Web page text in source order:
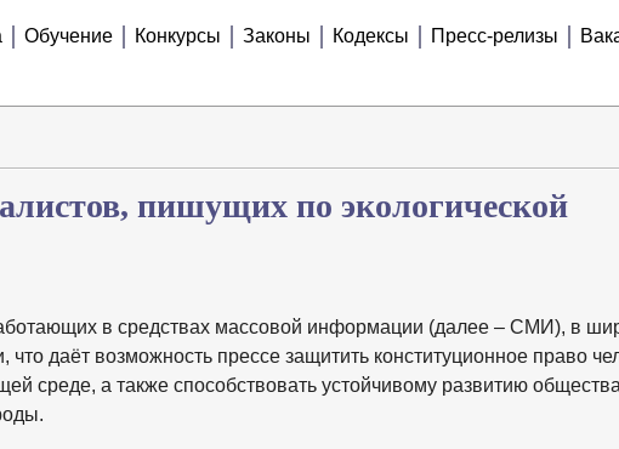
Обучение Конкурсы Законы Кодексы Пресс-релизы
пишущих по экологической
в средствах массовой информации (далее – СМИ), в
даёт возможность прессе защитить конституционное право
среде, а также способствовать устойчивому развитию